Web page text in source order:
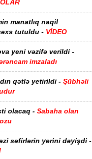
manatlıq naqil
tutuldu - VİDEO
yeni vəzifə verildi -
imzaladı
qətlə yetirildi - Şübhəli
olacaq - Sabaha olan
səfirlərin yerini dəyişdi -